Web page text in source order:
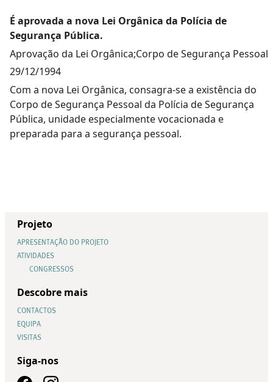
É aprovada a nova Lei Orgânica da Polícia de
Segurança Pública.
Aprovação da Lei Orgânica;Corpo de Segurança Pessoal
29/12/1994
Com a nova Lei Orgânica, consagra-se a existência do
Corpo de Segurança Pessoal da Polícia de Segurança
Pública, unidade especialmente vocacionada e
preparada para a segurança pessoal.
Projeto
APRESENTAÇÃO DO PROJETO
ATIVIDADES
CONGRESSOS
Descobre mais
CONTACTOS
EQUIPA
VISITAS
Siga-nos